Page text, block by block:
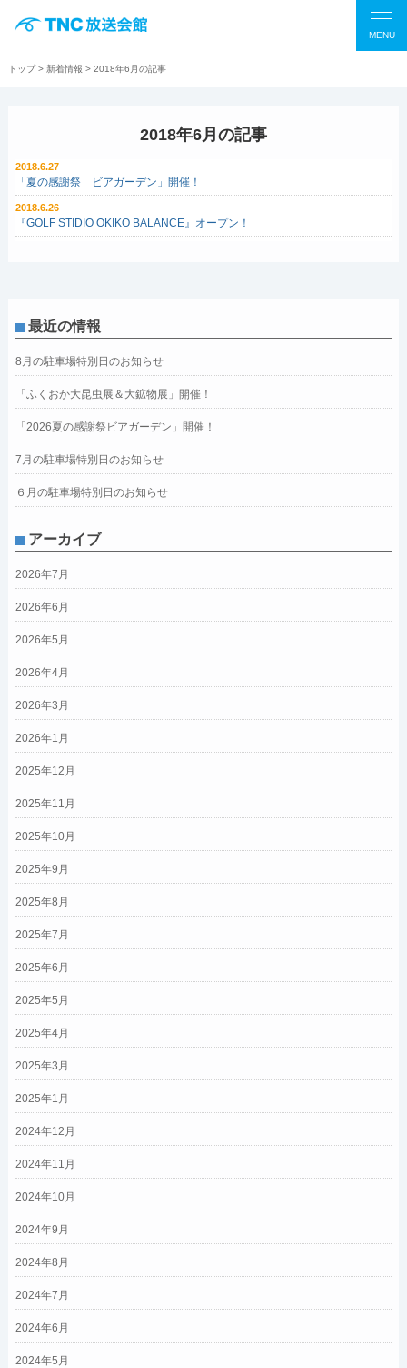
MENU
トップ> 新着情報 > 2018年6月の記事
2018年6月の記事
2018.6.27
「夏の感謝祭 ビアガーデン」開催！
2018.6.26
『GOLF STIDIO OKIKO BALANCE』オープン！
最近の情報
8月の駐車場特別日のお知らせ
「ふくおか大昆虫展＆大鉱物展」開催！
「2026夏の感謝祭ビアガーデン」開催！
7月の駐車場特別日のお知らせ
６月の駐車場特別日のお知らせ
アーカイブ
2026年7月
2026年6月
2026年5月
2026年4月
2026年3月
2026年1月
2025年12月
2025年11月
2025年10月
2025年9月
2025年8月
2025年7月
2025年6月
2025年5月
2025年4月
2025年3月
2025年1月
2024年12月
2024年11月
2024年10月
2024年9月
2024年8月
2024年7月
2024年6月
2024年5月